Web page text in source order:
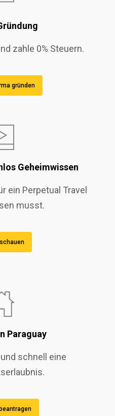
zahle 0% Steuern.
gründen
Geheimwissen
ein Perpetual Travel
musst.
Paraguay
schnell eine